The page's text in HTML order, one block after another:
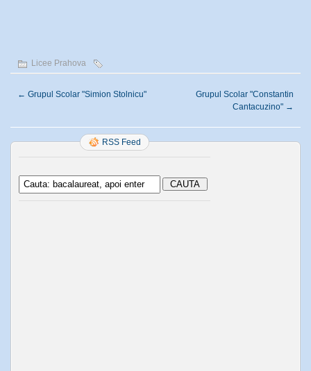
Licee Prahova
← Grupul Scolar "Simion Stolnicu"
Grupul Scolar "Constantin
Cantacuzino" →
RSS Feed